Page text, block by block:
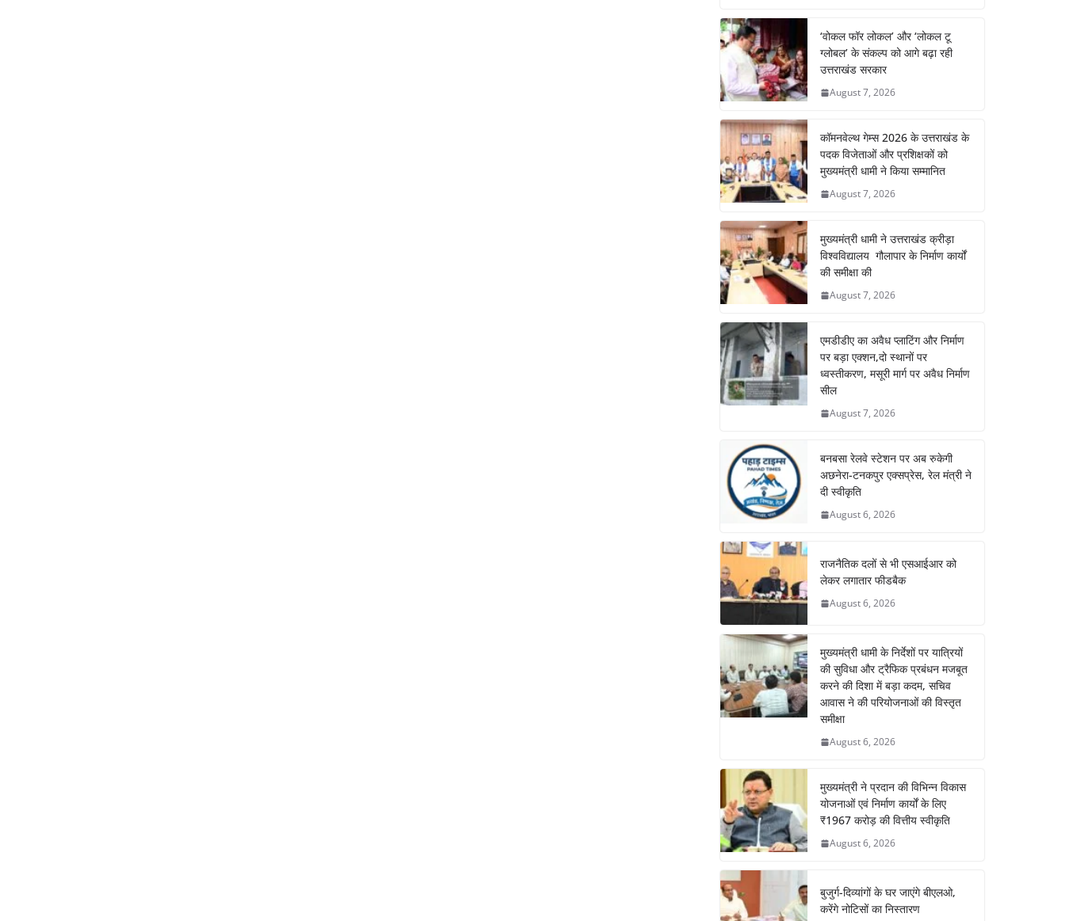
o
o
k
p
m n
‘वोकल फॉर लोकल’ और ‘लोकल टू
ग्लोबल’ के संकल्प को आगे बढ़ा रही
उत्तराखंड सरकार
August 7, 2026
कॉमनवेल्थ गेम्स 2026 के उत्तराखंड के
पदक विजेताओं और प्रशिक्षकों को
मुख्यमंत्री धामी ने किया सम्मानित
August 7, 2026
मुख्यमंत्री धामी ने उत्तराखंड क्रीड़ा
विश्वविद्यालय गौलापार के निर्माण कार्यों
की समीक्षा की
August 7, 2026
एमडीडीए का अवैध प्लाटिंग और निर्माण
पर बड़ा एक्शन,दो स्थानों पर
ध्वस्तीकरण, मसूरी मार्ग पर अवैध निर्माण
सील
August 7, 2026
बनबसा रेलवे स्टेशन पर अब रुकेगी
अछनेरा-टनकपुर एक्सप्रेस, रेल मंत्री ने
दी स्वीकृति
August 6, 2026
राजनैतिक दलों से भी एसआईआर को
लेकर लगातार फीडबैक
August 6, 2026
मुख्यमंत्री धामी के निर्देशों पर यात्रियों
की सुविधा और ट्रैफिक प्रबंधन मजबूत
करने की दिशा में बड़ा कदम, सचिव
आवास ने की परियोजनाओं की विस्तृत
समीक्षा
August 6, 2026
मुख्यमंत्री ने प्रदान की विभिन्न विकास
योजनाओं एवं निर्माण कार्यों के लिए
₹1967 करोड़ की वित्तीय स्वीकृति
August 6, 2026
बुजुर्ग-दिव्यांगों के घर जाएंगे बीएलओ,
करेंगे नोटिसों का निस्तारण